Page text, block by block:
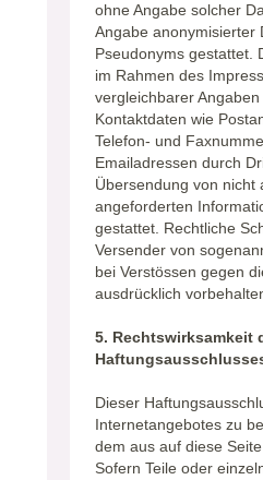
ohne Angabe solcher
Angabe anonymisierter
Pseudonyms gestattet.
im Rahmen des
vergleichbarer
Kontaktdaten wie
Telefon- und
Emailadressen durch
Übersendung von nicht
angeforderten
gestattet. Rechtliche
Versender von
bei Verstössen gegen
ausdrücklich
5. Rechtswirksamkeit
Dieser
Internetangebotes zu
dem aus auf diese
Sofern Teile oder